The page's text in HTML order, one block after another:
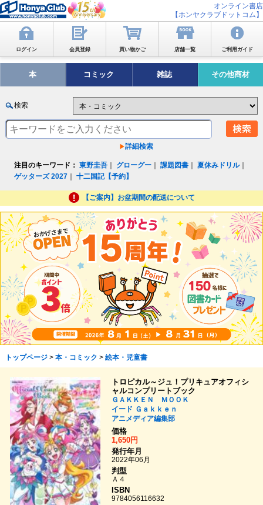
オンライン書店
【ホンヤクラブドットコム】
ログイン 会員登録 買い物かご 店舗一覧 ご利用ガイド
本 コミック 雑誌 その他商材
検索
詳細検索
注目のキーワード： 東野圭吾 グローグー ｜課題図書 ｜夏休みドリル｜
ゲッターズ 2027 ｜十二国記【予約】
【ご案内】お盆期間の配送について
トップページ> 本・コミック > 絵本・児童書
トロピカル～ジュ！プリキュアオフィシ
ャルコンプリートブック
ＧＡＫＫＥＮ ＭＯＯＫ
イード Ｇａｋｋｅｎ
アニメディア編集部
価格
1,650円
発行年月
2022年06月
判型
Ａ４
ISBN
9784056116632